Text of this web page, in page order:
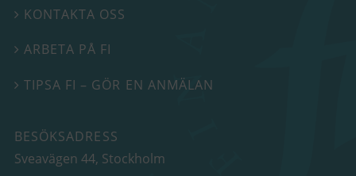
 KONTAKTA OSS
 ARBETA PÅ FI
TIPSA FI – GÖR EN ANMÄLAN
BESÖKSADRESS
Sveavägen 44, Stockholm